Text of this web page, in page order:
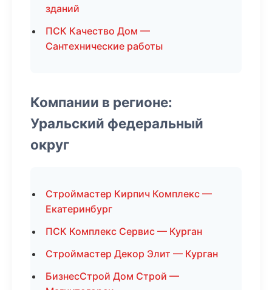
зданий
ПСК Качество Дом —
Сантехнические работы
Компании в регионе:
Уральский федеральный
округ
Строймастер Кирпич Комплекс —
Екатеринбург
ПСК Комплекс Сервис — Курган
Строймастер Декор Элит — Курган
БизнесСтрой Дом Строй —